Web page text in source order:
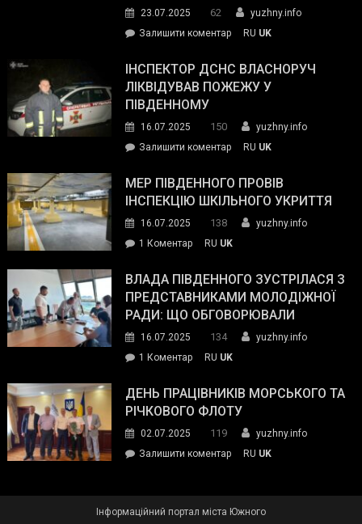
гуманітарну
допомогу
23.07.2025 62
yuzhny.info
Залишити коментарon
провів
нараду
силових
та
органів:
«Наш
спільний
окупанти.
Маємо
діяти
команда
RU UK
ІНСПЕКТОР ДСНС ВЛАСНОРУЧ
ЛІКВІДУВАВ ПОЖЕЖУ У
ПІВДЕННОМУ
16.07.2025 150
yuzhny.info
Залишити коментарon
ДСНС
власноруч
пожежу
у
RU UK
МЕР ПІВДЕННОГО ПРОВІВ
ІНСПЕКЦІЮ ШКІЛЬНОГО УКРИТТЯ
16.07.2025 138
yuzhny.info
1 Коментардо
Південного
провів
інспекцію
укриття
RU UK
ВЛАДА ПІВДЕННОГО ЗУСТРІЛАСЯ З
ПРЕДСТАВНИКАМИ МОЛОДІЖНОЇ
РАДИ: ЩО ОБГОВОРЮВАЛИ
16.07.2025 134
yuzhny.info
1 Коментардо
Південного
зустрілася
представниками
молодіжної
обговорювали
RU UK
ДЕНЬ ПРАЦІВНИКІВ МОРСЬКОГО ТА
РІЧКОВОГО ФЛОТУ
02.07.2025 119
yuzhny.info
Залишити коментарon
RU UK
Інформаційний портал міста Южного